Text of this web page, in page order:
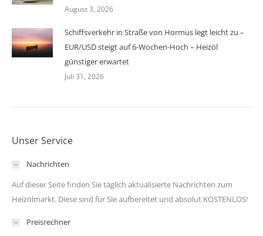
August 3, 2026
Schiffsverkehr in Straße von Hormus legt leicht zu –
EUR/USD steigt auf 6-Wochen-Hoch – Heizöl
günstiger erwartet
Juli 31, 2026
Unser Service
Nachrichten
Auf dieser Seite finden Sie täglich aktualisierte Nachrichten zum
Heizölmarkt. Diese sind für Sie aufbereitet und absolut KOSTENLOS!
Preisrechner